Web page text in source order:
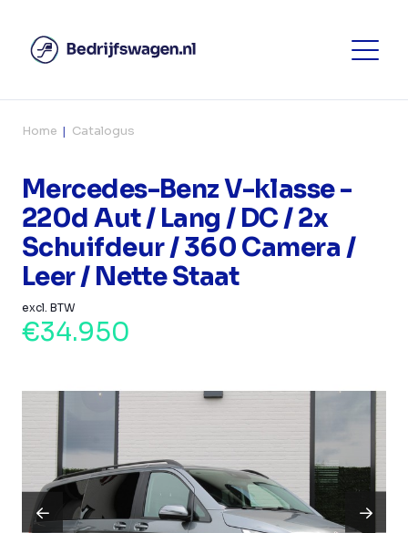
Home Catalogus
Mercedes-Benz V-klasse -
220d Aut / Lang / DC / 2x
Schuifdeur / 360 Camera /
Leer / Nette Staat
excl. BTW
€34.950